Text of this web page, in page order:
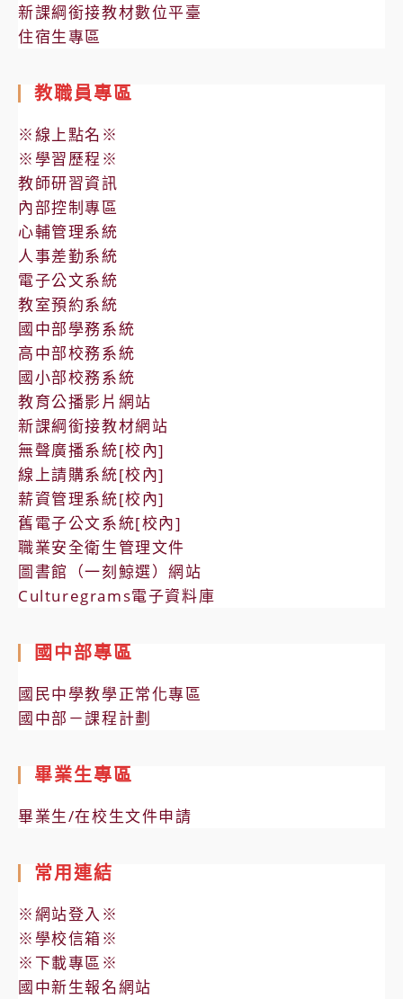
新課綱銜接教材數位平臺
住宿生專區
教職員專區
※線上點名※
※學習歷程※
教師研習資訊
內部控制專區
心輔管理系統
人事差勤系統
電子公文系統
教室預約系統
國中部學務系統
高中部校務系統
國小部校務系統
教育公播影片網站
新課綱銜接教材網站
無聲廣播系統[校內]
線上請購系統[校內]
薪資管理系統[校內]
舊電子公文系統[校內]
職業安全衛生管理文件
圖書館（一刻鯨選）網站
Culturegrams電子資料庫
國中部專區
國民中學教學正常化專區
國中部－課程計劃
畢業生專區
畢業生/在校生文件申請
常用連結
※網站登入※
※學校信箱※
※下載專區※
國中新生報名網站